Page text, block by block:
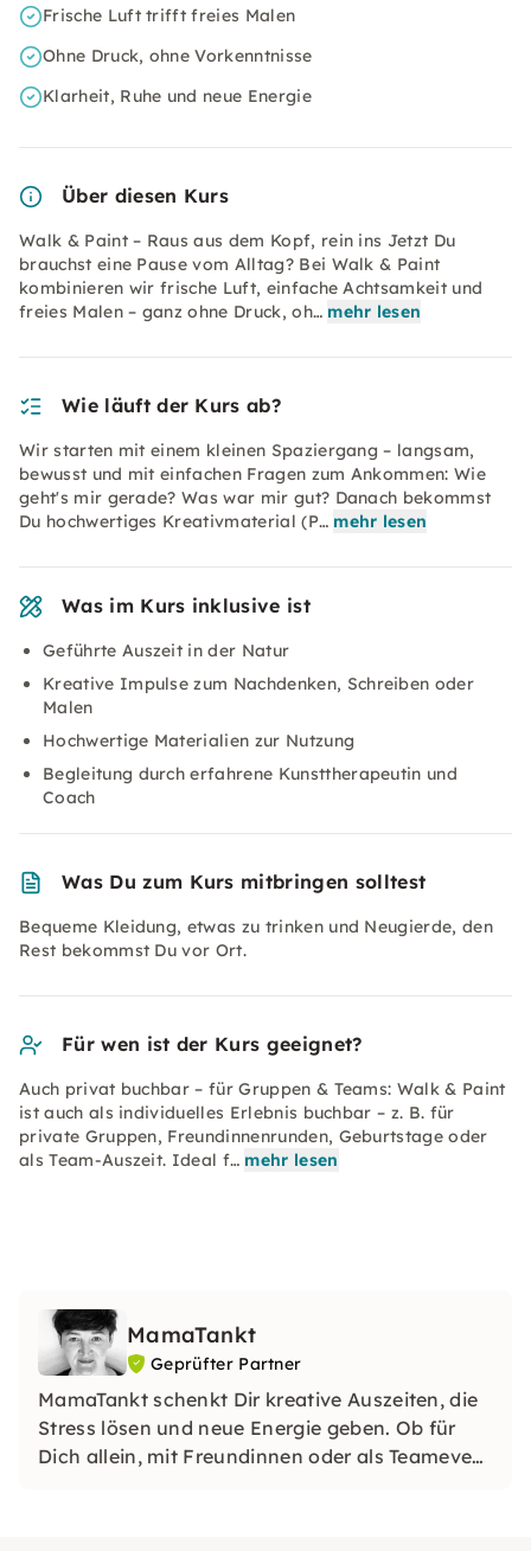
Frische Luft trifft freies Malen
Ohne Druck, ohne Vorkenntnisse
Klarheit, Ruhe und neue Energie
Über diesen Kurs
Walk & Paint – Raus aus dem Kopf, rein ins Jetzt Du
brauchst eine Pause vom Alltag? Bei Walk & Paint
kombinieren wir frische Luft, einfache Achtsamkeit und
freies Malen – ganz ohne Druck, oh… mehr lesen
Wie läuft der Kurs ab?
Wir starten mit einem kleinen Spaziergang – langsam,
bewusst und mit einfachen Fragen zum Ankommen: Wie
geht's mir gerade? Was war mir gut? Danach bekommst
Du hochwertiges Kreativmaterial (P… mehr lesen
Was im Kurs inklusive ist
Geführte Auszeit in der Natur
Kreative Impulse zum Nachdenken, Schreiben oder
Malen
Hochwertige Materialien zur Nutzung
Begleitung durch erfahrene Kunsttherapeutin und
Coach
Was Du zum Kurs mitbringen solltest
Bequeme Kleidung, etwas zu trinken und Neugierde, den
Rest bekommst Du vor Ort.
Für wen ist der Kurs geeignet?
Auch privat buchbar – für Gruppen & Teams: Walk & Paint
ist auch als individuelles Erlebnis buchbar – z. B. für
private Gruppen, Freundinnenrunden, Geburtstage oder
als Team-Auszeit. Ideal f… mehr lesen
MamaTankt
Geprüfter Partner
MamaTankt schenkt Dir kreative Auszeiten, die
Stress lösen und neue Energie geben. Ob für
Dich allein, mit Freundinnen oder als Teamevent